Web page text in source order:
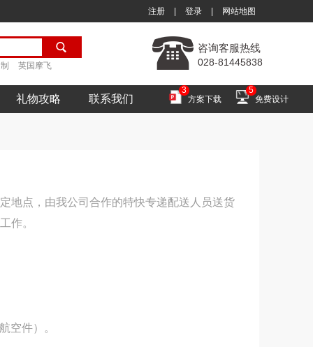
注册 登录 网站地图
英国摩飞
咨询客服热线
028-81445838
礼物攻略 联系我们 方案下载
3
免费设计
5
地点，由我公司合作的特快专递配送人员送货
作。
空件） 。